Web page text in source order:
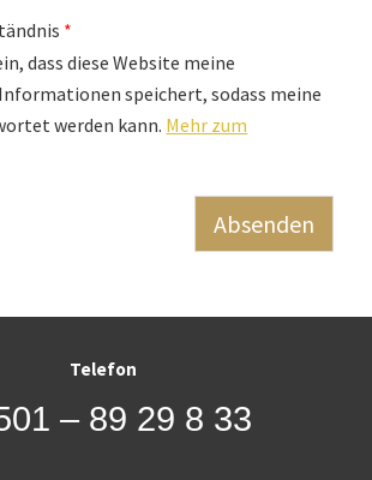
*
dass diese Website meine
speichert, sodass meine
werden kann. Mehr zum
Absenden
Telefon
– 89 29 8 33